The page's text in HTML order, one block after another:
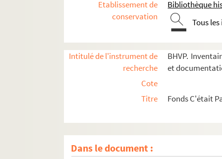
Etablissement de
conservation
Bibliothèque
Tous
Intitulé de l'instrument de
recherche
BHVP.
et
Cote
Titre
Fonds C'était
Dans le document :